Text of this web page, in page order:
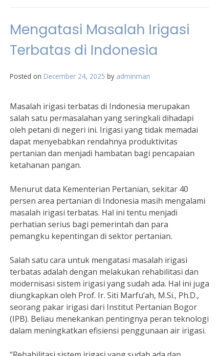
Mengatasi Masalah Irigasi
Terbatas di Indonesia
Posted on December 24, 2025 by adminman
Masalah irigasi terbatas di Indonesia merupakan
salah satu permasalahan yang seringkali dihadapi
oleh petani di negeri ini. Irigasi yang tidak memadai
dapat menyebabkan rendahnya produktivitas
pertanian dan menjadi hambatan bagi pencapaian
ketahanan pangan.
Menurut data Kementerian Pertanian, sekitar 40
persen area pertanian di Indonesia masih mengalami
masalah irigasi terbatas. Hal ini tentu menjadi
perhatian serius bagi pemerintah dan para
pemangku kepentingan di sektor pertanian.
Salah satu cara untuk mengatasi masalah irigasi
terbatas adalah dengan melakukan rehabilitasi dan
modernisasi sistem irigasi yang sudah ada. Hal ini juga
diungkapkan oleh Prof. Ir. Siti Marfu’ah, M.Si., Ph.D.,
seorang pakar irigasi dari Institut Pertanian Bogor
(IPB). Beliau menekankan pentingnya peran teknologi
dalam meningkatkan efisiensi penggunaan air irigasi.